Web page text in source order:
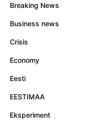
Breaking News
Business news
Crisis
Economy
Eesti
EESTIMAA
Eksperiment